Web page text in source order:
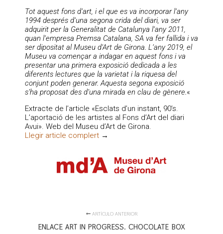
Tot aquest fons d’art, i el que es va incorporar l’any
1994 després d’una segona crida del diari, va ser
adquirit per la Generalitat de Catalunya l’any 2011,
quan l’empresa Premsa Catalana, SA va fer fallida i va
ser dipositat al Museu d’Art de Girona. L’any 2019, el
Museu va començar a indagar en aquest fons i va
presentar una primera exposició dedicada a les
diferents lectures que la varietat i la riquesa del
conjunt poden generar. Aquesta segona exposició
s’ha proposat des d’una mirada en clau de gènere.«
Extracte de l’article «Esclats d’un instant, 90’s.
L’aportació de les artistes al Fons d’Art del diari
Avui». Web del Museu d’Art de Girona.
Llegir article complert →
ARTÍCULO ANTERIOR
ENLACE ART IN PROGRESS. CHOCOLATE BOX